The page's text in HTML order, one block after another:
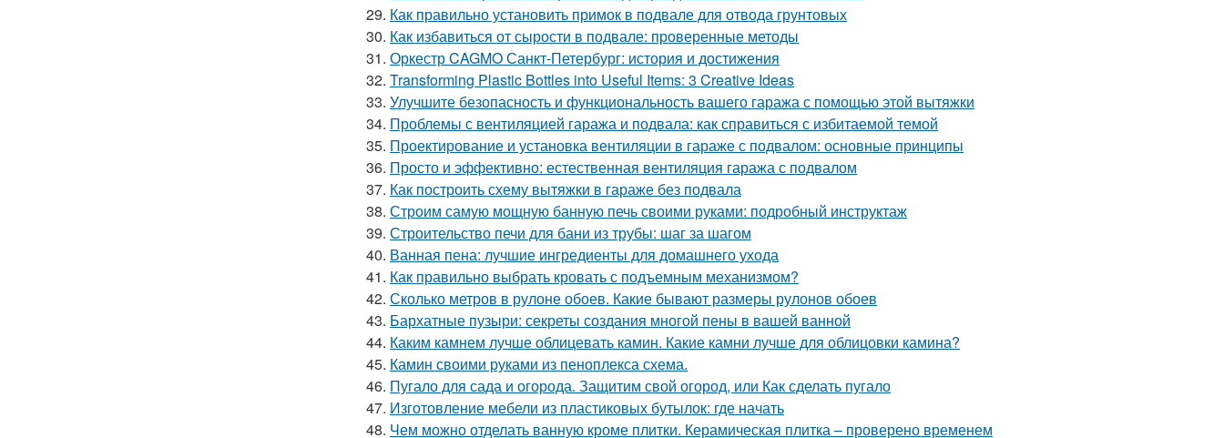
29. Как правильно установить примок в подвале для отвода грунтовых
30. Как избавиться от сырости в подвале: проверенные методы
31. Оркестр CAGMO Санкт-Петербург: история и достижения
32. Transforming Plastic Bottles into Useful Items: 3 Creative Ideas
33. Улучшите безопасность и функциональность вашего гаража с помощью этой вытяжки
34. Проблемы с вентиляцией гаража и подвала: как справиться с избитаемой темой
35. Проектирование и установка вентиляции в гараже с подвалом: основные принципы
36. Просто и эффективно: естественная вентиляция гаража с подвалом
37. Как построить схему вытяжки в гараже без подвала
38. Строим самую мощную банную печь своими руками: подробный инструктаж
39. Строительство печи для бани из трубы: шаг за шагом
40. Ванная пена: лучшие ингредиенты для домашнего ухода
41. Как правильно выбрать кровать с подъемным механизмом?
42. Сколько метров в рулоне обоев. Какие бывают размеры рулонов обоев
43. Бархатные пузыри: секреты создания многой пены в вашей ванной
44. Каким камнем лучше облицевать камин. Какие камни лучше для облицовки камина?
45. Камин своими руками из пеноплекса схема.
46. Пугало для сада и огорода. Защитим свой огород, или Как сделать пугало
47. Изготовление мебели из пластиковых бутылок: где начать
48. Чем можно отделать ванную кроме плитки. Керамическая плитка – проверено временем